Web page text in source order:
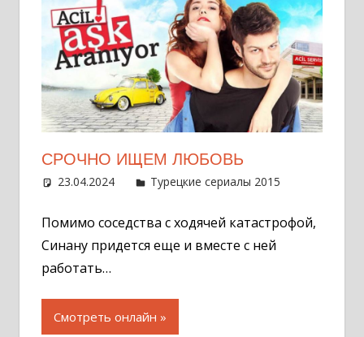
СРОЧНО ИЩЕМ ЛЮБОВЬ
23.04.2024 Администратор
Турецкие сериалы 2015
Помимо соседства с ходячей катастрофой,
Синану придется еще и вместе с ней
работать…
Смотреть онлайн